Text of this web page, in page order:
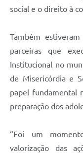
social e o direito à
Também
parceiras que
Institucional no
de Misericórdia e
papel fundamental
preparação dos
“Foi um
valorização das